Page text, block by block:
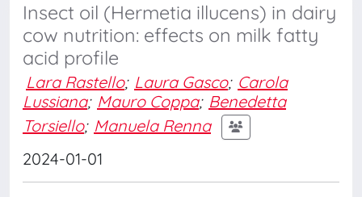
Insect oil (Hermetia illucens) in dairy
cow nutrition: effects on milk fatty
acid profile
Lara Rastello; Laura Gasco; Carola
Lussiana; Mauro Coppa; Benedetta
Torsiello; Manuela Renna
2024-01-01